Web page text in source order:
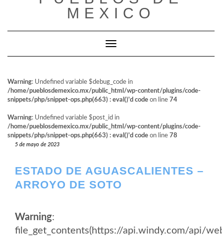
MEXICO
Cambiar modo de navegación
Warning: Undefined variable $debug_code in
/home/pueblosdemexico.mx/public_html/wp-content/plugins/code-
snippets/php/snippet-ops.php(663) : eval()'d code on line 74
Warning: Undefined variable $post_id in
/home/pueblosdemexico.mx/public_html/wp-content/plugins/code-
snippets/php/snippet-ops.php(663) : eval()'d code on line 78
5 de mayo de 2023
ESTADO DE AGUASCALIENTES –
ARROYO DE SOTO
Warning:
file_get_contents(https://api.windy.com/api/